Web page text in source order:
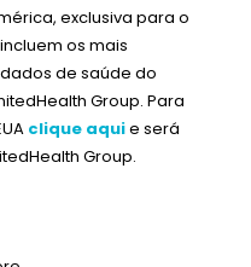
exclusiva para o
os mais
de saúde do
Group. Para
clique aquie será
Group.